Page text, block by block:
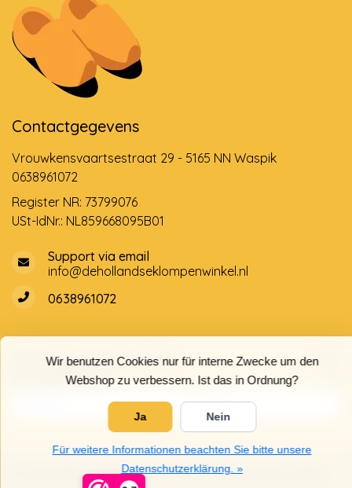
Wir benutzen Cookies nur für interne Zwecke um den
Webshop zu verbessern. Ist das in Ordnung?
Ja Nein
Für weitere Informationen beachten Sie bitte unsere
Datenschutzerklärung. »
Contactgegevens
Vrouwkensvaartsestraat 29 - 5165 NN Waspik
0638961072
Register NR: 73799076
USt-IdNr.: NL859668095B01
Support via email
info@dehollandseklompenwinkel.nl
0638961072
ÖffnungszeitenSocials
Kundendienst
© Copyright 2026 Der Holländische Holzschuhe Laden